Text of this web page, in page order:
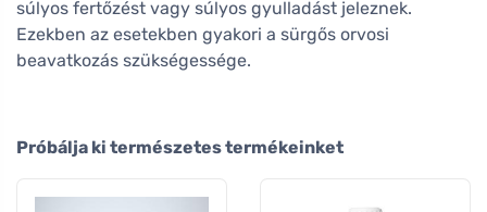
súlyos fertőzést vagy súlyos gyulladást jeleznek.
Ezekben az esetekben gyakori a sürgős orvosi
beavatkozás szükségessége.
Próbálja ki természetes termékeinket